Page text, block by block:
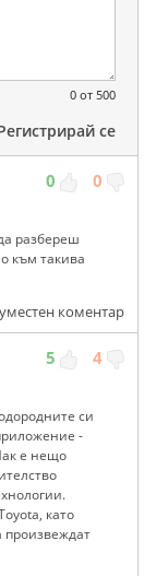
0 от 500
се
0 0
разбереш
към такива
коментар
5 4
си
-
е нещо
като
произвеждат